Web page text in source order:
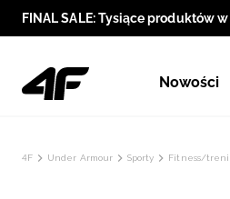
FINAL SALE: Tysiące produktów
Nowości
4F Under Armour Sporty Fitness/